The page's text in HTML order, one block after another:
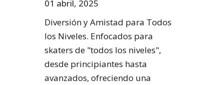
01 abril, 2025
Diversión y Amistad para Todos
los Niveles. Enfocados para
skaters de "todos los niveles",
desde principiantes hasta
avanzados, ofreciendo una